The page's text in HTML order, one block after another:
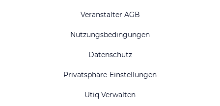
Veranstalter AGB
Nutzungsbedingungen
Datenschutz
Privatsphäre-Einstellungen
Utiq Verwalten